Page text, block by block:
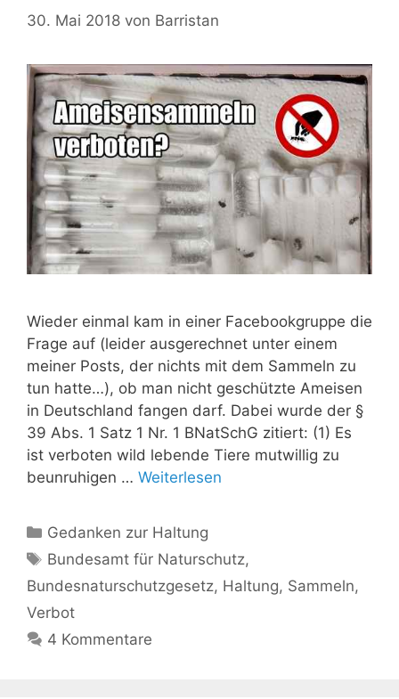
30. Mai 2018 von Barristan
Wieder einmal kam in einer Facebookgruppe die
Frage auf (leider ausgerechnet unter einem
meiner Posts, der nichts mit dem Sammeln zu
tun hatte…), ob man nicht geschützte Ameisen
in Deutschland fangen darf. Dabei wurde der §
39 Abs. 1 Satz 1 Nr. 1 BNatSchG zitiert: (1) Es
ist verboten wild lebende Tiere mutwillig zu
beunruhigen … Weiterlesen
Kategorien
Gedanken zur Haltung
Schlagwörter
Bundesamt für Naturschutz,
Bundesnaturschutzgesetz, Haltung, Sammeln,
Verbot
4 Kommentare